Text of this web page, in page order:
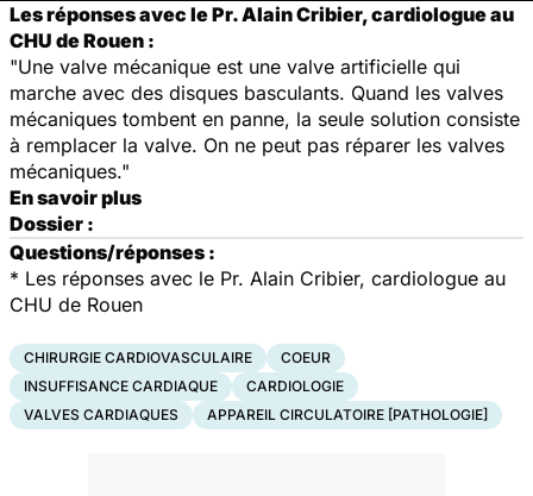
Les réponses avec le Pr. Alain Cribier, cardiologue au
CHU de Rouen :
"Une valve mécanique est une valve artificielle qui
marche avec des disques basculants. Quand les valves
mécaniques tombent en panne, la seule solution consiste
à remplacer la valve. On ne peut pas réparer les valves
mécaniques."
En savoir plus
Dossier :
Questions/réponses :
* Les réponses avec le Pr. Alain Cribier, cardiologue au
CHU de Rouen
CHIRURGIE CARDIOVASCULAIRE
COEUR
INSUFFISANCE CARDIAQUE
CARDIOLOGIE
VALVES CARDIAQUES
APPAREIL CIRCULATOIRE [PATHOLOGIE]